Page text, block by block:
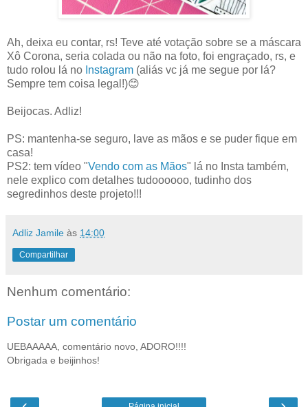
Ah, deixa eu contar, rs! Teve até votação sobre se a máscara
Xô Corona, seria colada ou não na foto, foi engraçado, rs, e
tudo rolou lá no Instagram (aliás vc já me segue por lá?
Sempre tem coisa legal!)😊
Beijocas. Adliz!
PS: mantenha-se seguro, lave as mãos e se puder fique em
casa!
PS2: tem vídeo "Vendo com as Mãos" lá no Insta também,
nele explico com detalhes tudoooooo, tudinho dos
segredinhos deste projeto!!!
Adliz Jamile às 14:00
Compartilhar
Nenhum comentário:
Postar um comentário
UEBAAAAA, comentário novo, ADORO!!!!
Obrigada e beijinhos!